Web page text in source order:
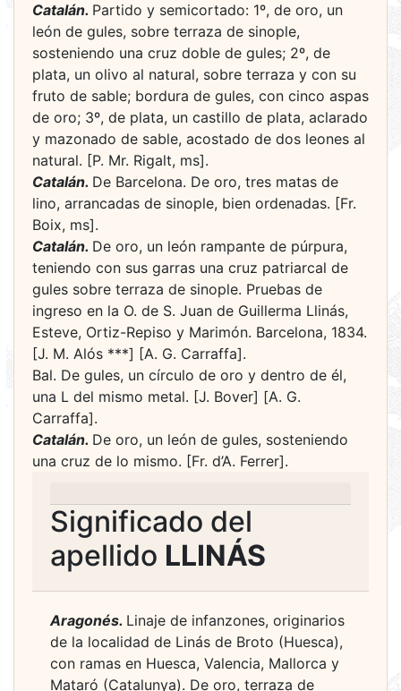
Catalán. Partido y semicortado: 1º, de oro, un
león de gules, sobre terraza de sinople,
sosteniendo una cruz doble de gules; 2º, de
plata, un olivo al natural, sobre terraza y con su
fruto de sable; bordura de gules, con cinco aspas
de oro; 3º, de plata, un castillo de plata, aclarado
y mazonado de sable, acostado de dos leones al
natural. [P. Mr. Rigalt, ms].
Catalán. De Barcelona. De oro, tres matas de
lino, arrancadas de sinople, bien ordenadas. [Fr.
Boix, ms].
Catalán. De oro, un león rampante de púrpura,
teniendo con sus garras una cruz patriarcal de
gules sobre terraza de sinople. Pruebas de
ingreso en la O. de S. Juan de Guillerma Llinás,
Esteve, Ortiz-Repiso y Marimón. Barcelona, 1834.
[J. M. Alós ***] [A. G. Carraffa].
Bal. De gules, un círculo de oro y dentro de él,
una L del mismo metal. [J. Bover] [A. G.
Carraffa].
Catalán. De oro, un león de gules, sosteniendo
una cruz de lo mismo. [Fr. d’A. Ferrer].
Significado del
apellido LLINÁS
Aragonés. Linaje de infanzones, originarios
de la localidad de Linás de Broto (Huesca),
con ramas en Huesca, Valencia, Mallorca y
Mataró (Catalunya). De oro, terraza de